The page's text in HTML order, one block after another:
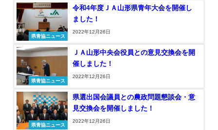
県青協ニュース
令和4年度ＪＡ山形県青年大会を開催し
ました！
2022年12月26日
県青協ニュース
ＪＡ山形中央会役員との意見交換会を開
催しました！
2022年12月26日
県青協ニュース
県選出国会議員との農政問題懇談会・意
見交換会を開催しました！
2022年12月26日